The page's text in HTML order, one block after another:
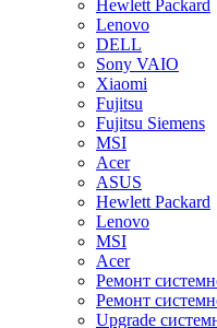
Hewlett Packard
Lenovo
DELL
Sony VAIO
Xiaomi
Fujitsu
Fujitsu Siemens
MSI
Acer
ASUS
Hewlett Packard
Lenovo
MSI
Acer
Ремонт
Ремонт
Upgrade